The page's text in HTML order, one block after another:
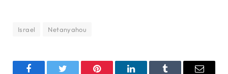
Israel Netanyahou